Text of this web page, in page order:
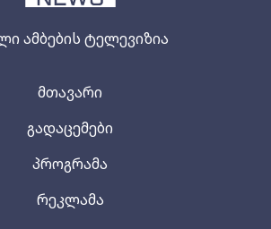
ამბების ტელევიზია
მთავარი
გადაცემები
პროგრამა
რეკლამა